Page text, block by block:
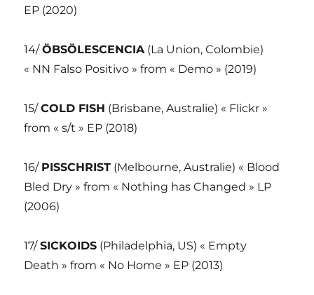
EP (2020)
14/ÖBSÖLESCENCIA(La Union, Colombie)
« NN Falso Positivo » from « Demo » (2019)
15/COLD FISH (Brisbane, Australie) « Flickr »
from « s/t » EP (2018)
16/ PISSCHRIST (Melbourne, Australie) « Blood
Bled Dry » from « Nothing has Changed » LP
(2006)
17/SICKOIDS (Philadelphia, US) « Empty
Death » from « No Home » EP (2013)